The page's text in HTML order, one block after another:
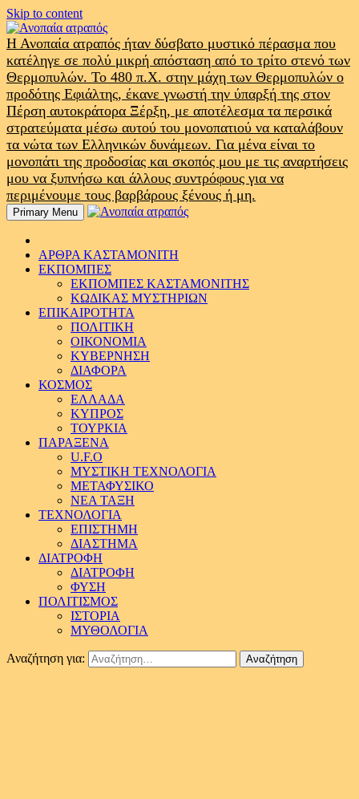
Skip to content
Η Ανοπαία ατραπός ήταν δύσβατο μυστικό πέρασμα που
κατέληγε σε πολύ μικρή απόσταση από το τρίτο στενό των
Θερμοπυλών. Το 480 π.Χ. στην μάχη των Θερμοπυλών ο
προδότης Εφιάλτης, έκανε γνωστή την ύπαρξή της στον
Πέρση αυτοκράτορα Ξέρξη, με αποτέλεσμα τα περσικά
στρατεύματα μέσω αυτού του μονοπατιού να καταλάβουν
τα νώτα των Ελληνικών δυνάμεων. Για μένα είναι το
μονοπάτι της προδοσίας και σκοπός μου με τις αναρτήσεις
μου να ξυπνήσω και άλλους συντρόφους για να
περιμένουμε τους βαρβάρους ξένους ή μη.
Primary Menu
ΑΡΘΡΑ ΚΑΣΤΑΜΟΝΙΤΗ
ΕΚΠΟΜΠΕΣ
ΕΚΠΟΜΠΕΣ ΚΑΣΤΑΜΟΝΙΤΗΣ
ΚΩΔΙΚΑΣ ΜΥΣΤΗΡΙΩΝ
ΕΠΙΚΑΙΡΟΤΗΤΑ
ΠΟΛΙΤΙΚΗ
ΟΙΚΟΝΟΜΙΑ
ΚΥΒΕΡΝΗΣΗ
ΔΙΑΦΟΡΑ
ΚΟΣΜΟΣ
ΕΛΛΑΔΑ
ΚΥΠΡΟΣ
ΤΟΥΡΚΙΑ
ΠΑΡΑΞΕΝΑ
U.F.O
ΜΥΣΤΙΚΗ ΤΕΧΝΟΛΟΓΙΑ
ΜΕΤΑΦΥΣΙΚΟ
ΝΕΑ ΤΑΞΗ
ΤΕΧΝΟΛΟΓΙΑ
ΕΠΙΣΤΗΜΗ
ΔΙΑΣΤΗΜΑ
ΔΙΑΤΡΟΦΗ
ΔΙΑΤΡΟΦΗ
ΦΥΣΗ
ΠΟΛΙΤΙΣΜΟΣ
ΙΣΤΟΡΙΑ
ΜΥΘΟΛΟΓΙΑ
Αναζήτηση για: